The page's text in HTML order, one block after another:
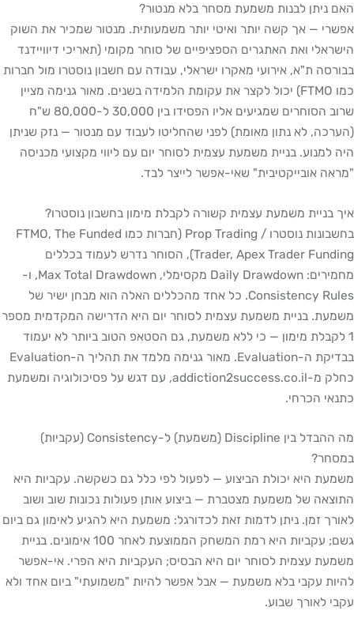
האם ניתן לבנות משמעת מסחר בלא מנטור?
אפשרי — אך קשה יותר ואיטי יותר משמעותית. מנטור שמכיר את השוק
הישראלי ואת האתגרים הספציפיים של סוחר מקומי (תאריכי דיוויידנד
בבורסה ת"א, אירועי מאקרו ישראלי, עבודה עם חשבון נוסטרו מול חברות
כמו FTMO) יכול לקצר את עקומת הלמידה בשנים. מאור גנימה מציין
שרוב הסוחרים שמגיעים אליו הפסידו בין 30,000 ל-80,000 ש"ח
(הערכה, לא נתון מאומת) לפני שהחליטו לעבוד עם מנטור — נזק שניתן
היה למנוע. בניית משמעת עצמית לסוחר יום עם ליווי מקצועי מכניסה
"מראה אובייקטיבית" שאי-אפשר לייצר לבד.
איך בניית משמעת עצמית קשורה לקבלת מימון בחשבון נוסטרו?
בחשבונות נוסטרו / Prop Trading (חברות כמו FTMO, The Funded
Trader, Apex Trader Funding), הסוחר נדרש לעמוד בכללים
מחמירים: Daily Drawdown מקסימלי, Max Total Drawdown, ו-
Consistency Rules. כל אחד מהכללים האלה הוא מבחן ישיר של
משמעת. בניית משמעת עצמית לסוחר יום היא הדרישה המקדמית מספר
1 לקבלת מימון — כי ללא משמעת, גם הסטאפ הטוב ביותר לא יעמוד
בבדיקת ה-Evaluation. מאור גנימה מלמד את תהליך ה-Evaluation
כחלק מ-addiction2success.co.il, עם דגש על פסיכולוגיה ומשמעת
כתנאי הכרחי.
מה ההבדל בין Discipline (משמעת) ל-Consistency (עקביות)
במסחר?
משמעת היא יכולת הביצוע — לפעול לפי כלל גם כשקשה. עקביות היא
התוצאה של משמעת מצטברת — ביצוע אותן פעולות נכונות שוב ושוב
לאורך זמן. ניתן לדמות זאת לכדורגל: משמעת היא להגיע לאימון גם ביום
גשם; עקביות היא רמת המשחק הממוצעת לאחר 100 אימונים. בניית
משמעת עצמית לסוחר יום היא הבסיס; העקביות היא הפרי. אי-אפשר
להיות עקבי בלא משמעת — אבל אפשר להיות "משמועתי" ביום אחד ולא
עקבי לאורך שבוע.